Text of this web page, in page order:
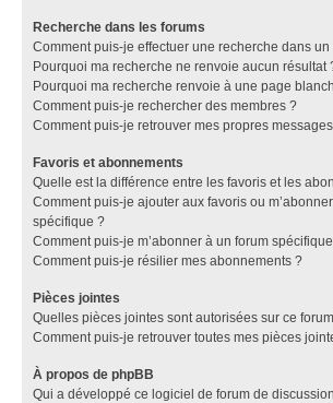
Recherche dans les forums
Comment puis-je effectuer une recherche dans
Pourquoi ma recherche ne renvoie aucun résultat
Pourquoi ma recherche renvoie à une page
Comment puis-je rechercher des membres ?
Comment puis-je retrouver mes propres
Favoris et abonnements
Quelle est la différence entre les favoris et les
Comment puis-je ajouter aux favoris ou
spécifique ?
Comment puis-je m’abonner à un forum
Comment puis-je résilier mes abonnements ?
Pièces jointes
Quelles pièces jointes sont autorisées sur ce
Comment puis-je retrouver toutes mes pièces
À propos de phpBB
Qui a développé ce logiciel de forum de